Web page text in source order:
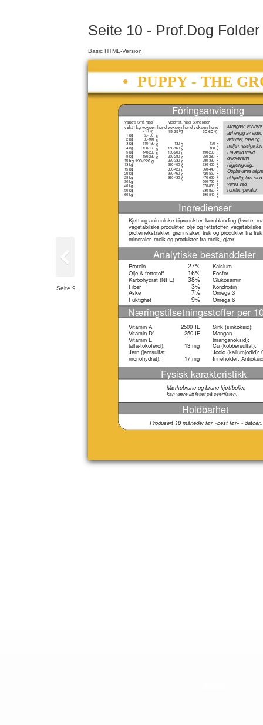
Seite 10 - Prof.Dog Folder
Basic HTML-Version
• PUPPY - THE
Fôringsanvisning
Protein 27%
Olje & fettstoff 16%
Karbohydrat (NFE) 38%
Fiber 3%
Aske 7%
Fuktighet 9%
Kalsium
Fosfor
Glukosamin
Kondroitin
Omega 3
Omega 6
Vitamin A 2500 IE
Vitamin D3 250 IE
Vitamin E
(alfa-tokoferol): 13 mg
Jern (jernsulfat
monohydrat):
17 mg
Sink (sinkoksid):
Mangan
(manganoksid):
Cu (kobbersulfat):
Jodid (kaliumjodid):
Inneholder:
Kjøtt og animalske biprodukter, kornblanding (hvete,
vegetabilske produkter, olje og fettstoffer, vegetabilske
proteinekstrakter, grønnsaker, fisk og produkter fra
mineraler, melk og produkter fra melk, gjær.
Mørkebrune og brune kjøttboller,
kan være litt fettet på overflaten.
Ingredienser
Analytiske bestanddeler
Næringstilsetningsstoffer per
Fysisk karakteristikk
Holdbarhet
Produsert 18 måneder før »best før« - datoen.
Valpens Små raser Mellomst. raser Store raser
vekt i kg voksen hund voksen hund voksen hund
<10 kg 15-25kg 30-60kg
1 kg 50- 60 g
2 kg 80-100 g
3 kg 110-130 g 130 g 130 g
4 kg 130-160 g 150-160 g 160 g
5 kg 140-200 g 180-200 g 190-200 g
8 kg 180-230 g 250-280 g 250-280 g
10 kg 190-220 g 270-330 g 280-330 g
13 kg 290-400 g 330-400 g
15 kg 300-420 g 360-440 g
20 kg 330-460 g 420-550 g
25 kg 360-430 g 470-650 g
30 kg 500-750 g
40 kg 570-850 g
50 kg 630-860 g
60 kg 690-840 g
Mengden varierer
avhengig av alder,
aktivitet, rase og
miljømessige
Ha alltid friskt
drikkevann
tilgjengelig.
Oppbevares
et kjølig, tørt
veres ved
romtemperatur.
Seite 9